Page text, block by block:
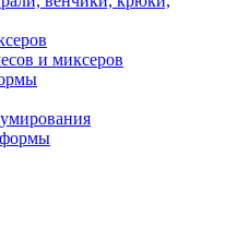
и миксеров